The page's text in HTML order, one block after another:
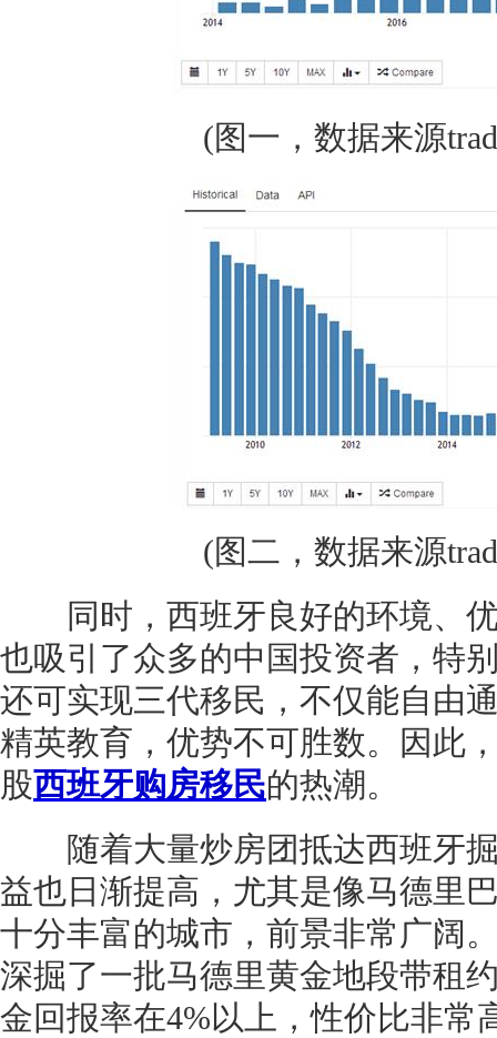
(图一，数据来源
(图二，数据来源
同时，西班牙良好的环境、优
也吸引了众多的中国投资者，特
还可实现三代移民，不仅能自由
精英教育，优势不可胜数。因此
股西班牙购房移民的热潮。
随着大量炒房团抵达西班牙掘
益也日渐提高，尤其是像马德里
十分丰富的城市，前景非常广阔
深掘了一批马德里黄金地段带租
金回报率在4%以上，性价比非常